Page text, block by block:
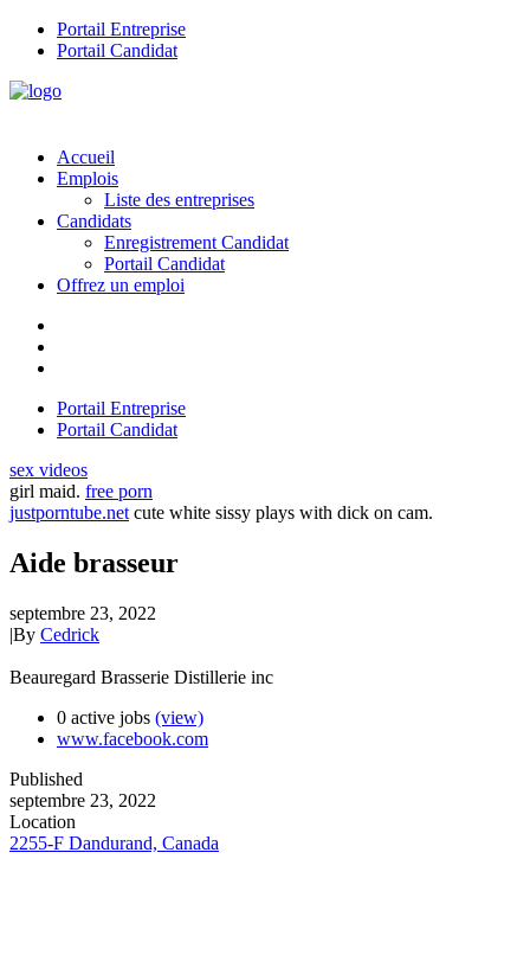
Portail Entreprise
Portail Candidat
Accueil
Emplois
Liste des entreprises
Candidats
Enregistrement Candidat
Portail Candidat
Offrez un emploi
Portail Entreprise
Portail Candidat
sex videos
girl maid. free porn
justporntube.net cute white sissy plays with dick on cam.
Aide brasseur
septembre 23, 2022
|By Cedrick
Beauregard Brasserie Distillerie inc
0 active jobs (view)
www.facebook.com
Published
septembre 23, 2022
Location
2255-F Dandurand, Canada